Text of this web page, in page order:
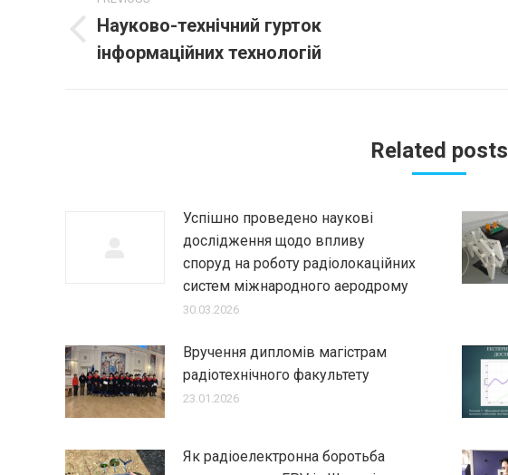
navigation
Previous
post:
Науково-технічний гурток
інформаційних технологій
Related posts
Успішно проведено наукові
дослідження щодо впливу
споруд на роботу радіолокаційних
систем міжнародного аеродрому
30.03.2026
Вручення дипломів магістрам
радіотехнічного факультету
23.01.2026
Як радіоелектронна боротьба